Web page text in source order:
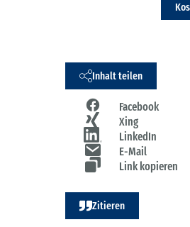
Inhalt teilen
Facebook
Xing
LinkedIn
E-Mail
Link kopieren
Zitieren